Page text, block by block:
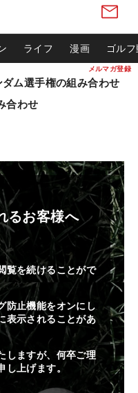
メルマガ登録
ライフ 漫画 ゴル
ム選手権の組み合わせ
合わせ
るお客様へ
覧を続けることがで
防止機能をオンにし
表示されることがあ
しますが、何卒ご理
し上げます。